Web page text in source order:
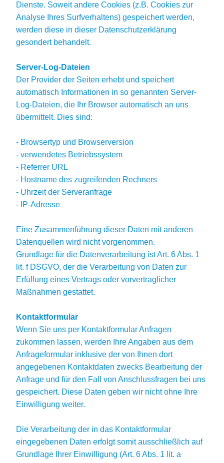
Dienste. Soweit andere Cookies (z.B. Cookies zur
Analyse Ihres Surfverhaltens) gespeichert werden,
werden diese in dieser Datenschutzerklärung
gesondert behandelt.
Server-Log-Dateien
Der Provider der Seiten erhebt und speichert
automatisch Informationen in so genannten Server-
Log-Dateien, die Ihr Browser automatisch an uns
übermittelt. Dies sind:
- Browsertyp und Browserversion
- verwendetes Betriebssystem
- Referrer URL
- Hostname des zugreifenden Rechners
- Uhrzeit der Serveranfrage
- IP-Adresse
Eine Zusammenführung dieser Daten mit anderen
Datenquellen wird nicht vorgenommen.
Grundlage für die Datenverarbeitung ist Art. 6 Abs. 1
lit. f DSGVO, der die Verarbeitung von Daten zur
Erfüllung eines Vertrags oder vorvertraglicher
Maßnahmen gestattet.
Kontaktformular
Wenn Sie uns per Kontaktformular Anfragen
zukommen lassen, werden Ihre Angaben aus dem
Anfrageformular inklusive der von Ihnen dort
angegebenen Kontaktdaten zwecks Bearbeitung der
Anfrage und für den Fall von Anschlussfragen bei uns
gespeichert. Diese Daten geben wir nicht ohne Ihre
Einwilligung weiter.
Die Verarbeitung der in das Kontaktformular
eingegebenen Daten erfolgt somit ausschließlich auf
Grundlage Ihrer Einwilligung (Art. 6 Abs. 1 lit. a